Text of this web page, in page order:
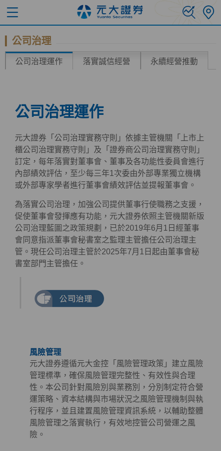
公司治理
公司治理運作 落實誠信經營 永續經營推動
公司治理運作
元大證券「公司治理實務守則」依據主管機關「上市上
櫃公司治理實務守則」及「證券商公司治理實務守則」
訂定，每年落實對董事會、董事及各功能性委員會進行
內部績效評估，至少每三年1次委由外部專業獨立機構
或外部專家學者進行董事會績效評估並提報董事會。
為落實公司治理，加強公司提供董事行使職務之支援，
促使董事會發揮應有功能，元大證券依照主管機關新版
公司治理藍圖之政策規劃，已於2019年6月1日經董事
會同意指派董事會秘書室之監理主管擔任公司治理主
管。現任公司治理主管於2025年7月1日起由董事會秘
書室部門主管擔任。
風險管理
元大證券遵循元大金控「風險管理政策」建立風險
管理標準，確保風險管理完整性、有效性與合理
性。本公司針對風險別與業務別，分別制定符合營
運策略、資本結構與市場狀況之風險管理機制與執
行程序，並且建置風險管理資訊系統，以輔助整體
風險管理之落實執行，有效地控管公司營運之風
險。